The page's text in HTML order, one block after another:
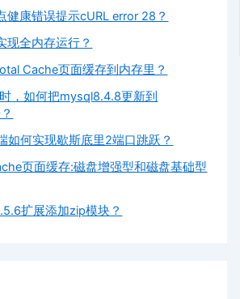
健康错误提示cURL error 28？
现全内存运行？
Cache页面缓存到内存里？
，如何把mysql8.4.8更新到
如何实现歇斯底里2端口跳跃？
页面缓存:磁盘增强型和磁盘基础型
扩展添加zip模块？